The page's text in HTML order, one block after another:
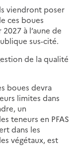
viendront poser
ces boues
à l’aune de
sus-cité.
de la qualité
boues devra
limites dans
un
teneurs en PFAS
dans les
végétaux, est